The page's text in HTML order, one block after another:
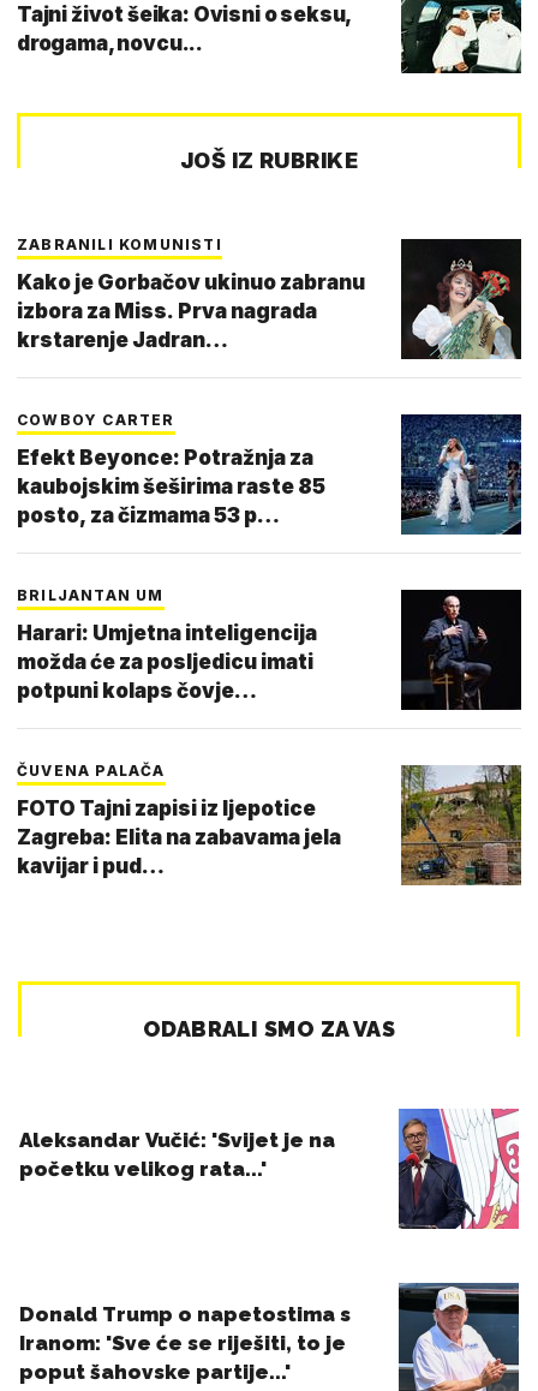
Tajni život šeika: Ovisni o seksu,
drogama, novcu...
JOŠ IZ RUBRIKE
ZABRANILI KOMUNISTI
Kako je Gorbačov ukinuo zabranu
izbora za Miss. Prva nagrada
krstarenje Jadran…
COWBOY CARTER
Efekt Beyonce: Potražnja za
kaubojskim šeširima raste 85
posto, za čizmama 53 p…
BRILJANTAN UM
Harari: Umjetna inteligencija
možda će za posljedicu imati
potpuni kolaps čovje…
ČUVENA PALAČA
FOTO Tajni zapisi iz ljepotice
Zagreba: Elita na zabavama jela
kavijar i pud…